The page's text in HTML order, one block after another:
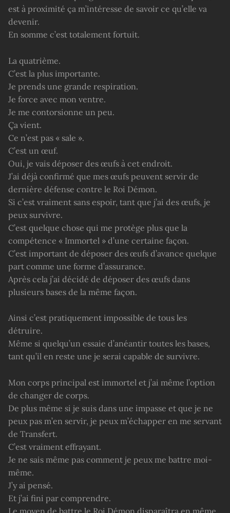
est à proximité ça m’intéresse de savoir ce qu’elle va
devenir.
En somme c’est totalement fortuit.
La quatrième.
C’est la plus importante.
Je prends une grande respiration.
Je force avec mon ventre.
Je me contorsionne un peu.
Ça vient.
Ce n’est pas « sale ».
C’est un œuf.
Oui, je vais déposer des œufs à cet endroit.
J’ai déjà confirmé que mes œufs peuvent servir de
dernière défense contre le Roi Démon.
Si c’est vraiment sans espoir, tant que j’ai des œufs, je
peux survivre.
C’est quelque chose qui me protège plus que la
compétence « Immortel » d’une certaine façon.
C’est important de déposer des œufs d’avance quelque
part comme une forme d’assurance.
Après cela j’ai décidé de déposer des œufs dans
plusieurs bases de la même façon.
Ainsi c’est pratiquement impossible de tous les
détruire.
Même si quelqu’un essaie d’anéantir toutes les bases,
tant qu’il en reste une je serai capable de survivre.
Mon corps principal est immortel et j’ai même l’option
de changer de corps.
De plus même si je suis dans une impasse et que je ne
peux pas m’en servir, je peux m’échapper en me servant
de Transfert.
C’est vraiment effrayant.
Je ne sais même pas comment je peux me battre moi-
même.
J’y ai pensé.
Et j’ai fini par comprendre.